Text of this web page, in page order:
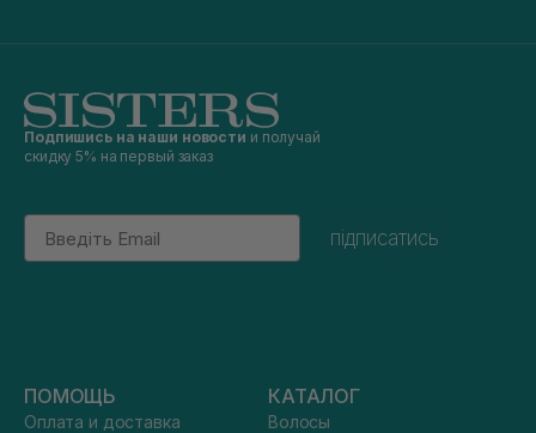
Подпишись на наши новости и получай
скидку 5% на первый заказ
Email
підписатись
ПОМОЩЬ
Оплата и доставка
КАТАЛОГ
Волосы